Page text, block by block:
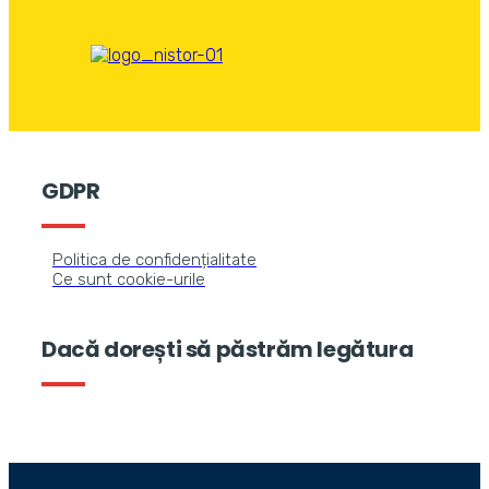
GDPR
Politica de confidențialitate
Ce sunt cookie-urile
Dacă dorești să păstrăm legătura